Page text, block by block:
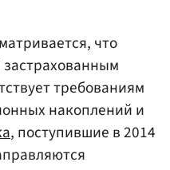
что
требованиям
накоплений и
, поступившие в 2014